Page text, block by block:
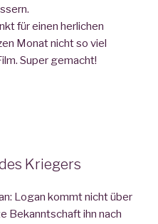
für einen herlichen
Monat nicht so viel
Super gemacht!
Kriegers
Logan kommt nicht über
Bekanntschaft ihn nach